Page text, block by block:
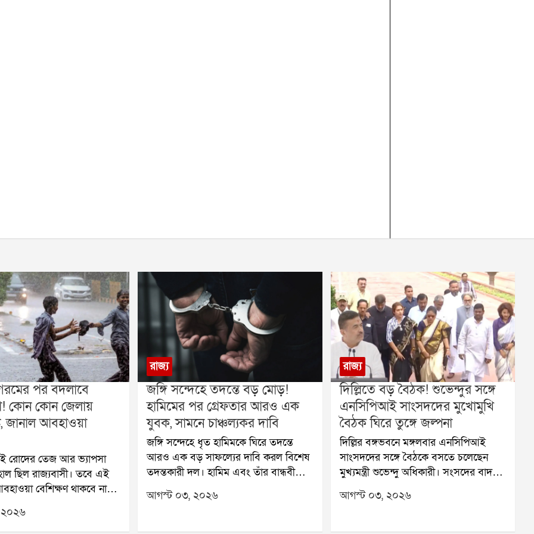
পর বদলাবে
কোন কোন জেলায়
জানাল আবহাওয়া
রোদের তেজ আর ভ্যাপসা
ছিল রাজ্যবাসী। তবে এই
বেশিক্ষণ থাকবে না
আবহাওয়া দফতর। সক্রিয়
এবং উত্তরবঙ্গ সংলগ্ন
রাজ্য
জঙ্গি সন্দেহে তদন্তে বড় মোড়!
হামিমের পর গ্রেফতার আরও এক
যুবক, সামনে চাঞ্চল্যকর দাবি
জঙ্গি সন্দেহে ধৃত হামিমকে ঘিরে তদন্তে
আরও এক বড় সাফল্যের দাবি করল বিশেষ
তদন্তকারী দল। হামিম এবং তাঁর বান্ধবী
অর্পিতার পর এবার গ্রেফতার করা হয়েছে
আদিত্য সিং ওরফে রাজুকে। ভোররাতে
আগস্ট ০৩, ২০২৬
রাজ্য
দিল্লিতে বড় বৈঠক! শুভেন্দুর সঙ্গে
এনসিপিআই সাংসদদের মুখোমুখি
বৈঠক ঘিরে তুঙ্গে জল্পনা
দিল্লির বঙ্গভবনে মঙ্গলবার এনসিপিআই
সাংসদদের সঙ্গে বৈঠকে বসতে চলেছেন
মুখ্যমন্ত্রী শুভেন্দু অধিকারী। সংসদের বাদল
অধিবেশনের শুরুতেই এই বৈঠক হওয়ার
কথা থাকলেও শেষ পর্যন্ত তা পিছিয়ে যায়।
আগস্ট ০৩, ২০২৬